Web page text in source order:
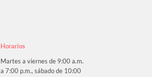
Horarios
Martes a viernes de 9:00 a.m.
a 7:00 p.m., sábado de 10:00